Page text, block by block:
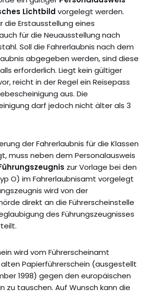
Lichtbild vorgelegt werden.
die Erstausstellung eines
für die Neuausstellung nach
Soll die Fahrerlaubnis nach dem
abgegeben werden, sind diese
erforderlich. Liegt kein gültiger
reicht in der Regel ein Reisepass
aus. Die
darf jedoch nicht älter als 3
der Fahrerlaubnis für die Klassen
muss neben dem Personalausweis
zur Vorlage bei den
O) im Fahrerlaubnisamt vorgelegt
wird von der
direkt an die Führerscheinstelle
des Führungszeugnisses
wird vom Führerscheinamt
Papierführerschein (ausgestellt
1998) gegen den europäischen
zu tauschen. Auf Wunsch kann die